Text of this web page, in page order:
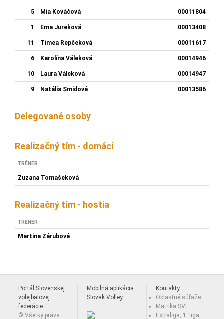
5 Mia Kováčová 00011804
1 Ema Jureková 00013408
11 Timea Repčeková 00011617
6 Karolína Váleková 00014946
10 Laura Váleková 00014947
9 Natália Smidová 00013586
Delegované osoby
Realizačný tím - domáci
TRÉNER
Zuzana Tomašeková
Realizačný tím - hostia
TRÉNER
Martina Zárubová
Portál Slovenskej
volejbalovej
federácie
© Všetky práva
Mobilná aplikácia
Slovak Volley
Kontakty
Oblastné súťaže
Matrika SVF
Extraliga, 1. liga,